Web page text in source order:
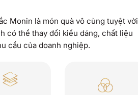
Monin là món quà vô cùng tuyệt vời
có thể thay đổi kiểu dáng, chất liệu
cầu của doanh nghiệp.